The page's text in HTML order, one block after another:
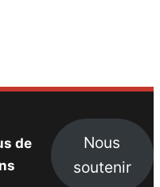
de
Nous
soutenir